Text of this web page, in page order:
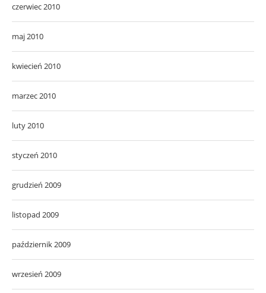
czerwiec 2010
maj 2010
kwiecień 2010
marzec 2010
luty 2010
styczeń 2010
grudzień 2009
listopad 2009
październik 2009
wrzesień 2009